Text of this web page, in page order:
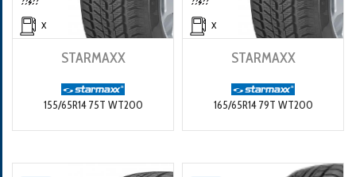
X
STARMAXX
155/65R14 75T WT200
X
STARMAXX
165/65R14 79T WT200